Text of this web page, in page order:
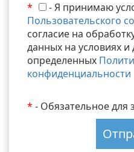
*
- Я принимаю
Пользовательского
согласие на
данных на условиях и
определенных
конфиденциальности
* - Обязательное для